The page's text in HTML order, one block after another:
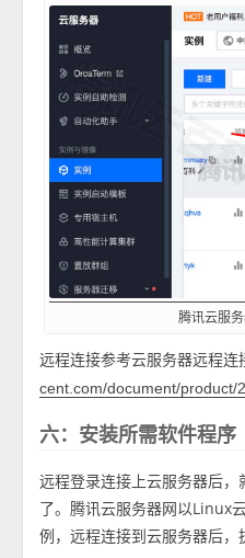
腾讯云服
远程连接参考云服务器远程连
cent.com/document/product/
六：安装所需软件程序
远程登录连接上云服务器后
了。腾讯云服务器网以Linux
例，远程连接到云服务器后，